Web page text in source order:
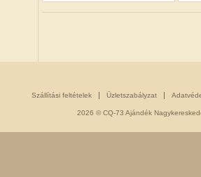
Szállítási feltételek Üzletszabályzat
2026 © CQ-73 Ajándék